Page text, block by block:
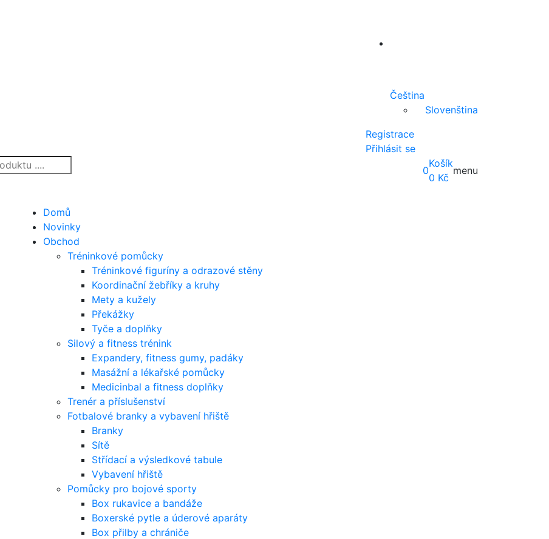
Čeština
Slovenština
Registrace
Přihlásit se
0
Košík
0 Kč
menu
Domů
Novinky
Obchod
Tréninkové pomůcky
Tréninkové figuríny a odrazové stěny
Koordinační žebříky a kruhy
Mety a kužely
Překážky
Tyče a doplňky
Silový a fitness trénink
Expandery, fitness gumy, padáky
Masážní a lékařské pomůcky
Medicinbal a fitness doplňky
Trenér a příslušenství
Fotbalové branky a vybavení hřiště
Branky
Sítě
Střídací a výsledkové tabule
Vybavení hřiště
Pomůcky pro bojové sporty
Box rukavice a bandáže
Boxerské pytle a úderové aparáty
Box přilby a chrániče